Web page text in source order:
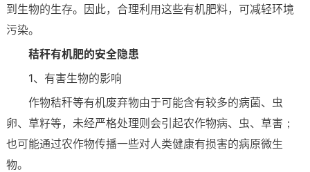
到生物的生存。因此，合理利用这些有机肥料，可减轻环境
污染。
秸秆有机肥的安全隐患
1、有害生物的影响
作物秸秆等有机废弃物由于可能含有较多的病菌、虫
卵、草籽等，未经严格处理则会引起农作物病、虫、草害；
也可能通过农作物传播一些对人类健康有损害的病原微生
物。